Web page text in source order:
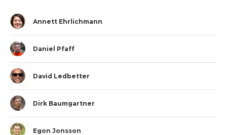
Annett Ehrlichmann
Daniel Pfaff
David Ledbetter
Dirk Baumgartner
Egon Jonsson